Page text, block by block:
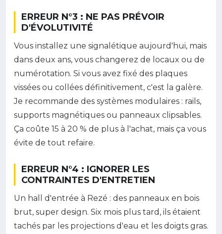
ERREUR N°3 : NE PAS PRÉVOIR
D'ÉVOLUTIVITÉ
Vous installez une signalétique aujourd'hui, mais
dans deux ans, vous changerez de locaux ou de
numérotation. Si vous avez fixé des plaques
vissées ou collées définitivement, c'est la galère.
Je recommande des systèmes modulaires : rails,
supports magnétiques ou panneaux clipsables.
Ça coûte 15 à 20 % de plus à l'achat, mais ça vous
évite de tout refaire.
ERREUR N°4 : IGNORER LES
CONTRAINTES D'ENTRETIEN
Un hall d'entrée à Rezé : des panneaux en bois
brut, super design. Six mois plus tard, ils étaient
tachés par les projections d'eau et les doigts gras.